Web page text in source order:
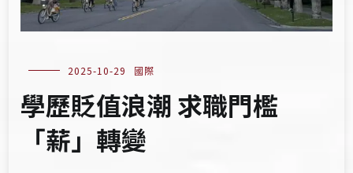
2025-10-29 國際
學歷貶值浪潮 求職門檻
「薪」轉變